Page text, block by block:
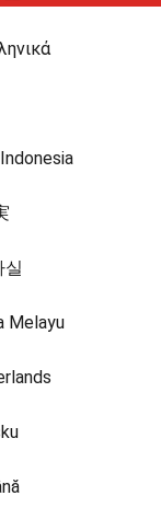
Melayu